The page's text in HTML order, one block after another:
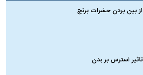
از بین بردن حشرات برنج
تاثیر استرس بر بدن